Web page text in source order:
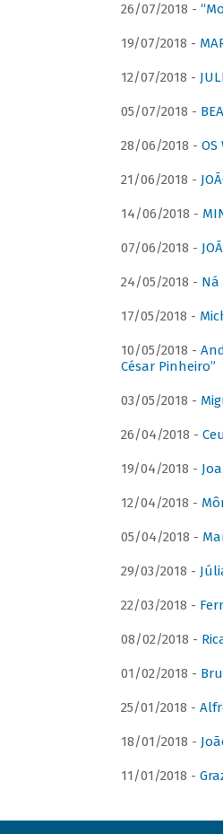
26/07/2018 -
19/07/2018 -
12/07/2018 -
05/07/2018 -
28/06/2018 - OS
21/06/2018 -
14/06/2018 -
07/06/2018 -
24/05/2018 - Ná
17/05/2018 -
10/05/2018 -
César Pinheiro”
03/05/2018 -
26/04/2018 -
19/04/2018 -
12/04/2018 -
05/04/2018 -
29/03/2018 -
22/03/2018 -
08/02/2018 -
01/02/2018 -
25/01/2018 -
18/01/2018 -
11/01/2018 -